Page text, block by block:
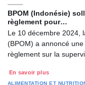
BPOM (Indonésie)
règlement pour…
Le 10 décembre
(BPOM) a annoncé
règlement sur la
En savoir plus
ALIMENTATION ET